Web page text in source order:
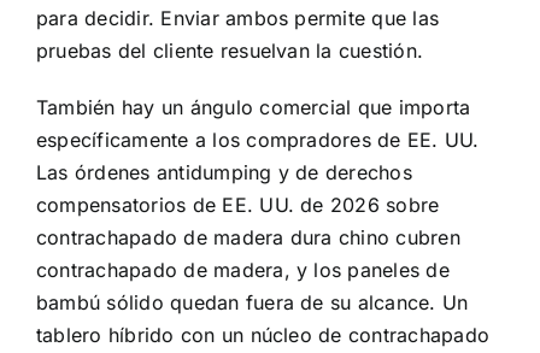
para decidir. Enviar ambos permite que las
pruebas del cliente resuelvan la cuestión.
También hay un ángulo comercial que importa
específicamente a los compradores de EE. UU.
Las órdenes antidumping y de derechos
compensatorios de EE. UU. de 2026 sobre
contrachapado de madera dura chino cubren
contrachapado de madera, y los paneles de
bambú sólido quedan fuera de su alcance. Un
tablero híbrido con un núcleo de contrachapado